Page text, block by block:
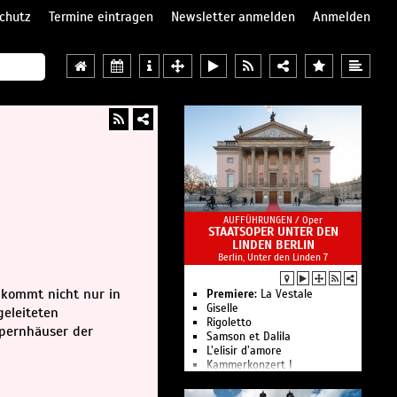
Termine eintragen Newsletter anmelden
Anmelden
nicht nur in
der
AUFFÜHRUNGEN / Oper
STAATSOPER UNTER DEN
LINDEN BERLIN
Berlin, Unter den Linden 7
Premiere: La Vestale
Giselle
Rigoletto
Samson et Dalila
L’elisir d’amore
Kam­mer­kon­zert I
Ballettgespräch